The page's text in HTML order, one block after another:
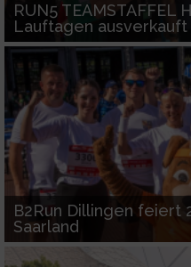
RUN5 TEAMSTAFFEL
Lauftagen ausverkauft
B2Run Dillingen feiert
Saarland